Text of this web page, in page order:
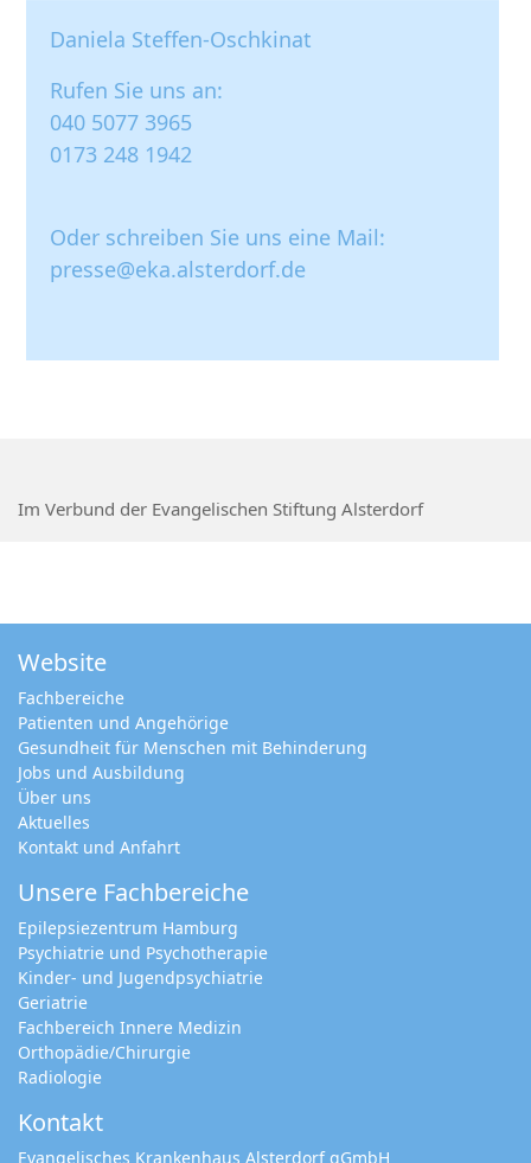
Daniela Steffen-Oschkinat
Rufen Sie uns an:
040 5077 3965
0173 248 1942
Oder schreiben Sie uns eine Mail:
presse@eka.alsterdorf.de
Im Verbund der Evangelischen Stiftung Alsterdorf
Website
Fachbereiche
Patienten und Angehörige
Gesundheit für Menschen mit Behinderung
Jobs und Ausbildung
Über uns
Aktuelles
Kontakt und Anfahrt
Unsere Fachbereiche
Epilepsiezentrum Hamburg
Psychiatrie und Psychotherapie
Kinder- und Jugendpsychiatrie
Geriatrie
Fachbereich Innere Medizin
Orthopädie/Chirurgie
Radiologie
Kontakt
Evangelisches Krankenhaus Alsterdorf gGmbH